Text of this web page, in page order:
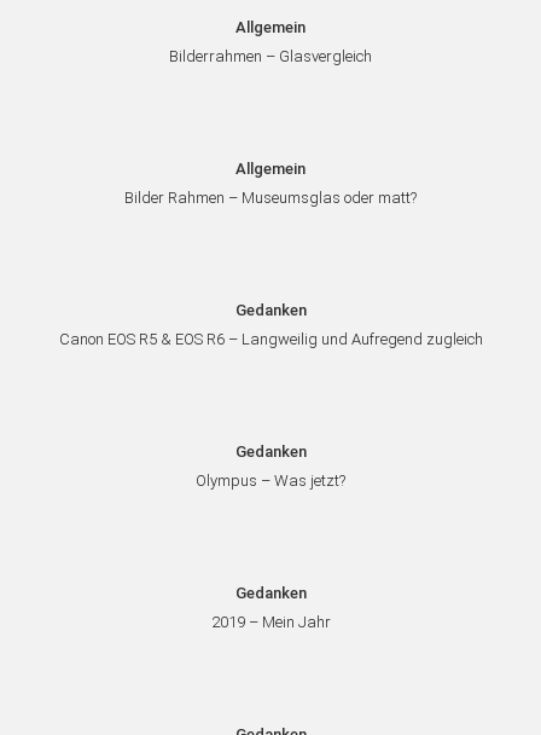
Allgemein
Bilderrahmen – Glasvergleich
Allgemein
Bilder Rahmen – Museumsglas oder matt?
Gedanken
Canon EOS R5 & EOS R6 – Langweilig und Aufregend zugleich
Gedanken
Olympus – Was jetzt?
Gedanken
2019 – Mein Jahr